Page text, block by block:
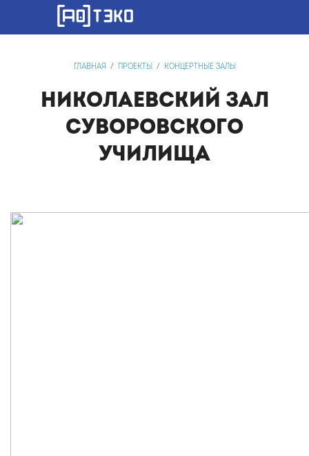
ГЛАВНАЯ / ПРОЕКТЫ/ КОНЦЕРТНЫЕ ЗАЛЫ
НИКОЛАЕВСКИЙ ЗАЛ
СУВОРОВСКОГО
УЧИЛИЩА